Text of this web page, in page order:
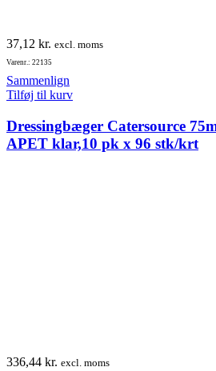
37,12 kr. excl. moms
Varenr.: 22135
Sammenlign
Tilføj til kurv
Dressingbæger Catersource
APET klar,10 pk x 96 stk/krt
336,44 kr. excl. moms